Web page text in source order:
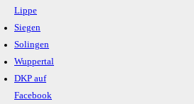
Lippe
Siegen
Solingen
Wuppertal
DKP auf
Facebook